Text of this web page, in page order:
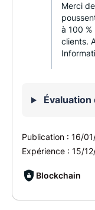
Merci
à 100
clients.
Évaluation
Publication : 16/
Expérience : 15/
Blockchain